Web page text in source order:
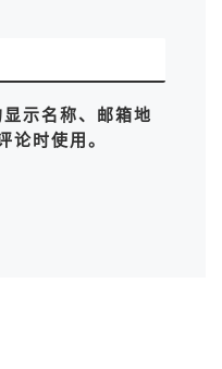
示名称、邮箱地
论时使用。